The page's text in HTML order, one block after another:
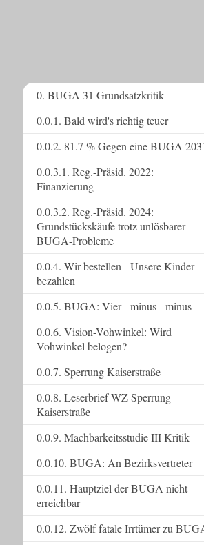
0. BUGA 31 Grundsatzkritik
0.0.1. Bald wird's richtig teuer
0.0.2. 81.7 % Gegen eine BUGA
0.0.3.1. Reg.-Präsid. 2022:
Finanzierung
0.0.3.2. Reg.-Präsid. 2024:
Grundstückskäufe trotz unlösbarer
BUGA-Probleme
0.0.4. Wir bestellen - Unsere Kinder
bezahlen
0.0.5. BUGA: Vier - minus - minus
0.0.6. Vision-Vohwinkel: Wird
Vohwinkel belogen?
0.0.7. Sperrung Kaiserstraße
0.0.8. Leserbrief WZ Sperrung
Kaiserstraße
0.0.9. Machbarkeitsstudie III Kritik
0.0.10. BUGA: An Bezirksvertreter
0.0.11. Hauptziel der BUGA nicht
erreichbar
0.0.12. Zwölf fatale Irrtümer zu